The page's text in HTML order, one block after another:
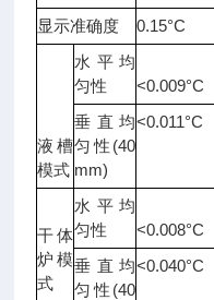
显示准确度
0.15°C
液槽
模式
水平均
匀性
<0.009°C
垂直均
匀性 (40
mm)
<0.011°C
干体
炉模
式
水平均
匀性
<0.008°C
垂直均
匀性 (40
<0.040°C